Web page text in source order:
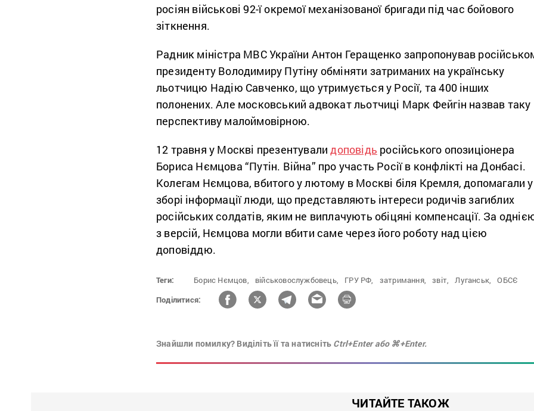
росіян військові 92-ї окремої механізованої бригади під час бойового
зіткнення.
Радник міністра МВС України Антон Геращенко запропонував
президенту Володимиру Путіну обміняти затриманих на українську
льотчицю Надію Савченко, що утримується у Росії, та 400 інших
полонених. Але московський адвокат льотчиці Марк Фейгін назвав таку
перспективу малоймовірною.
12 травня у Москві презентувалидоповідь російського опозиціонера
Бориса Нємцова “Путін. Війна” про участь Росії в конфлікті на Донбасі.
Колегам Нємцова, вбитого у лютому в Москві біля Кремля, допомагали у
зборі інформації люди, що представляють інтереси родичів загиблих
російських солдатів, яким не виплачують обіцяні компенсації. За
з версій, Нємцова могли вбити саме через його роботу над цією
доповіддю.
Теги: Борис Нємцов, військовослужбовець, ГРУ РФ, затримання, звіт, Луганськ,
ОБСЄ
Поділитися:
Знайшли помилку? Виділіть її та натисніть Ctrl+Enter або ⌘+Enter.
ЧИТАЙТЕ ТАКОЖ